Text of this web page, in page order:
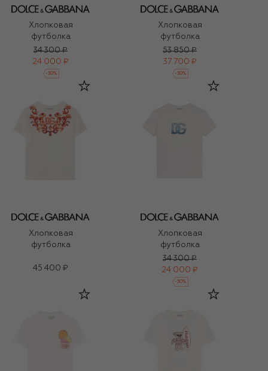
Хлопковая
футболка
34 300 ₽
24 000 ₽
-30%
Хлопковая
футболка
53 850 ₽
37 700 ₽
-30%
Хлопковая
футболка
45 400 ₽
Хлопковая
футболка
34 300 ₽
24 000 ₽
-30%